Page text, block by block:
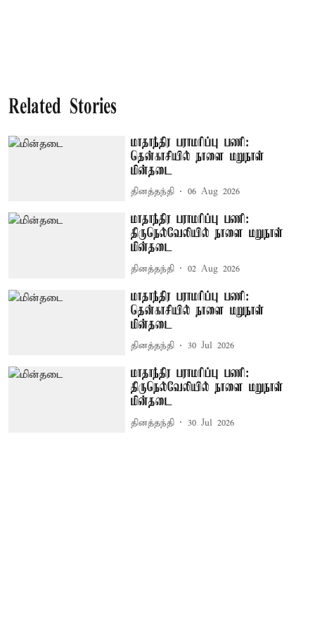
Related Stories
மாதாந்திர பராமரிப்பு பணி:
தென்காசியில் நாளை மறுநாள்
மின்தடை
தினத்தந்தி 06 Aug 2026
மாதாந்திர பராமரிப்பு பணி:
திருநெல்வேலியில் நாளை மறுநாள்
மின்தடை
தினத்தந்தி 02 Aug 2026
மாதாந்திர பராமரிப்பு பணி:
தென்காசியில் நாளை மறுநாள்
மின்தடை
தினத்தந்தி 30 Jul 2026
மாதாந்திர பராமரிப்பு பணி:
திருநெல்வேலியில் நாளை மறுநாள்
மின்தடை
தினத்தந்தி 30 Jul 2026